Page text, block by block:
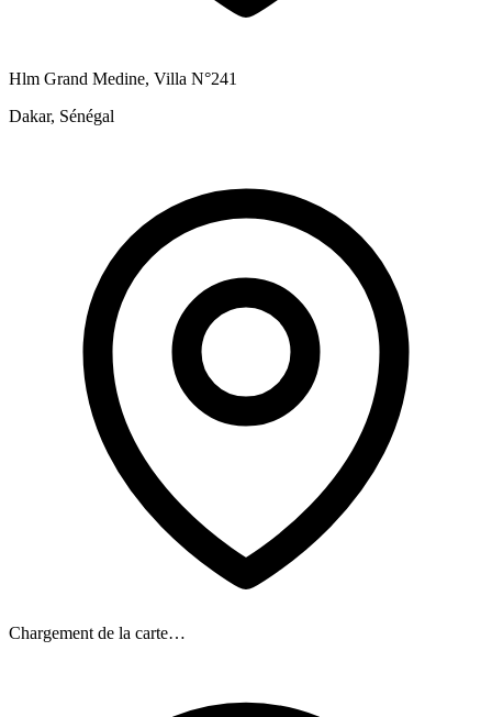
Hlm Grand Medine, Villa N°241
Dakar, Sénégal
Chargement de la carte…